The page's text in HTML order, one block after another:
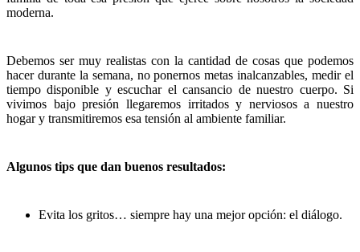
moderna.
Debemos ser muy realistas con la cantidad de cosas que podemos
hacer durante la semana, no ponernos metas inalcanzables, medir el
tiempo disponible y escuchar el cansancio de nuestro cuerpo. Si
vivimos bajo presión llegaremos irritados y nerviosos a nuestro
hogar y transmitiremos esa tensión al ambiente familiar.
Algunos tips que dan buenos resultados:
Evita los gritos… siempre hay una mejor opción: el diálogo.